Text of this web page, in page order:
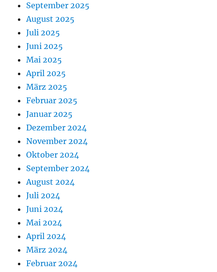
September 2025
August 2025
Juli 2025
Juni 2025
Mai 2025
April 2025
März 2025
Februar 2025
Januar 2025
Dezember 2024
November 2024
Oktober 2024
September 2024
August 2024
Juli 2024
Juni 2024
Mai 2024
April 2024
März 2024
Februar 2024